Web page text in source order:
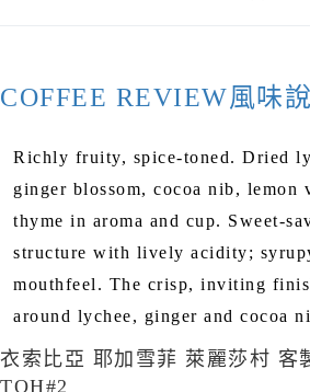
COFFEE REVIEW風味
Richly fruity, spice-toned. Dried
ginger blossom, cocoa nib, lemon
thyme in aroma and cup. Sweet-
structure with lively acidity;
mouthfeel. The crisp, inviting
around lychee, ginger and cocoa
衣索比亞 耶加雪菲 萊麗莎村 客
TOH#2